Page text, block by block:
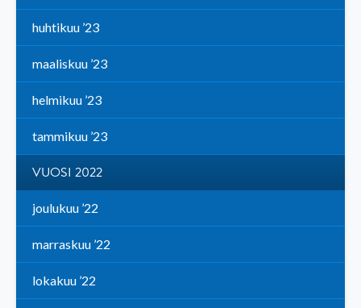
huhtikuu ’23
maaliskuu ’23
helmikuu ’23
tammikuu ’23
VUOSI 2022
joulukuu ’22
marraskuu ’22
lokakuu ’22